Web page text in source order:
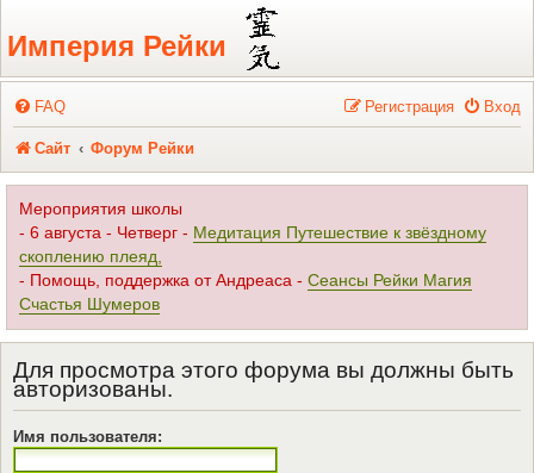
Регистрация
Империя Рейки
FAQ Вход
Регистрация
Сайт Форум Рейки
Мероприятия школы
- 6 августа - Четверг - Медитация Путешествие к звёздному
скоплению плеяд,
- Помощь, поддержка от Андреаса - Сеансы Рейки Магия
Счастья Шумеров
Для просмотра этого форума вы должны быть
авторизованы.
Имя пользователя: